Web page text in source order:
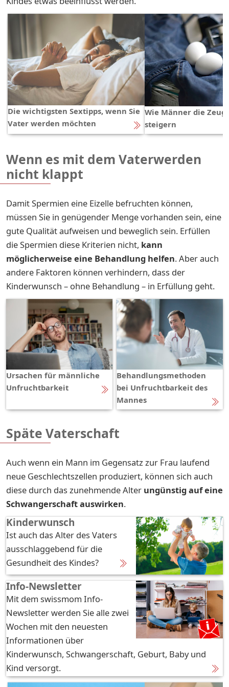
Die wichtigsten Sextipps, wenn Sie
Vater werden möchten
Wie Männer die
steigern
Wenn es mit dem Vaterwerden
nicht klappt
Damit Spermien eine Eizelle befruchten können,
müssen Sie in genügender Menge vorhanden sein, eine
gute Qualität aufweisen und beweglich sein. Erfüllen
die Spermien diese Kriterien nicht, kann
möglicherweise eine Behandlung helfen. Aber auch
andere Faktoren können verhindern, dass der
Kinderwunsch – ohne Behandlung – in Erfüllung geht.
Ursachen für männliche
Unfruchtbarkeit
Behandlungsmethoden
bei Unfruchtbarkeit des
Mannes
Späte Vaterschaft
Auch wenn ein Mann im Gegensatz zur Frau laufend
neue Geschlechtszellen produziert, können sich auch
diese durch das zunehmende Alter ungünstig auf eine
Schwangerschaft auswirken.
Kinderwunsch
Ist auch das Alter des Vaters
ausschlaggebend für die
Gesundheit des Kindes?
Info-Newsletter
Mit dem swissmom Info-
Newsletter werden Sie alle zwei
Wochen mit den neuesten
Informationen über
Kinderwunsch, Schwan­ger­schaft, Ge­burt, Baby und
Kind versorgt.